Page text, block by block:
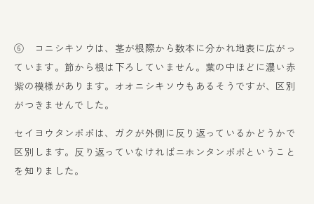
⑥ コニシキソウは、茎が根際から数本に分かれ地表に広がっ
ています。節から根は下ろしていません。葉の中ほどに濃い赤
紫の模様があります。オオニシキソウもあるそうですが、区別
がつきませんでした。
セイヨウタンポポは、ガクが外側に反り返っているかどうかで
区別します。反り返っていなければニホンタンポポということ
を知りました。